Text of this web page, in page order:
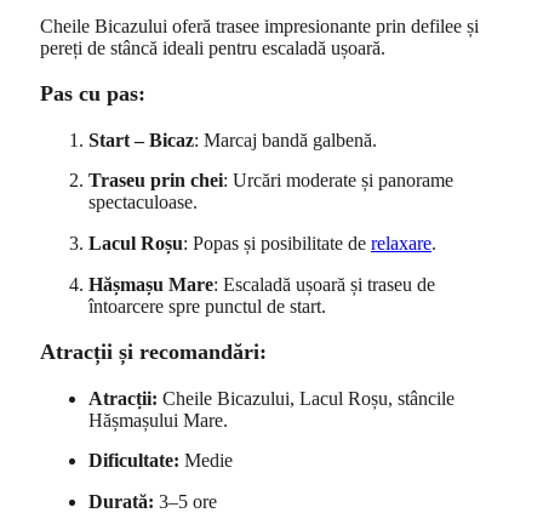
Cheile Bicazului oferă trasee impresionante prin defilee și
pereți de stâncă ideali pentru escaladă ușoară.
Pas cu pas:
Start – Bicaz: Marcaj bandă galbenă.
Traseu prin chei: Urcări moderate și panorame
spectaculoase.
Lacul Roșu: Popas și posibilitate de relaxare.
Hășmașu Mare: Escaladă ușoară și traseu de
întoarcere spre punctul de start.
Atracții și recomandări:
Atracții: Cheile Bicazului, Lacul Roșu, stâncile
Hășmașului Mare.
Dificultate: Medie
Durată: 3–5 ore